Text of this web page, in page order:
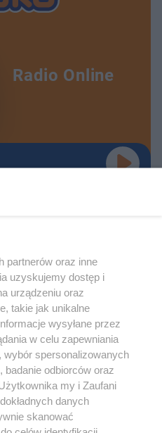
Radio Online
nie może być powielany i
w jakikolwiek sposób (w
na jakimkolwiek polu
z umieszczaniem w Internecie
Jakiekolwiek użycie lub
w części z naruszeniem prawa, tzn.
pod groźbą kary i może być ścigane
partnerów oraz inne
uzyskujemy dostęp i
urządzeniu oraz
takie jak unikalne
wysyłane przez
w celu zapewniania
spersonalizowanych
odbiorców oraz
my i Zaufani
danych
skanować